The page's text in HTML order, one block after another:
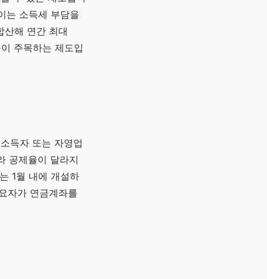
는 소득세 부담을
산해 연간 최대
주목하는 제도입
득자 또는 자영업
공제율이 달라지
1월 내에 개설하
자가 연금계좌를